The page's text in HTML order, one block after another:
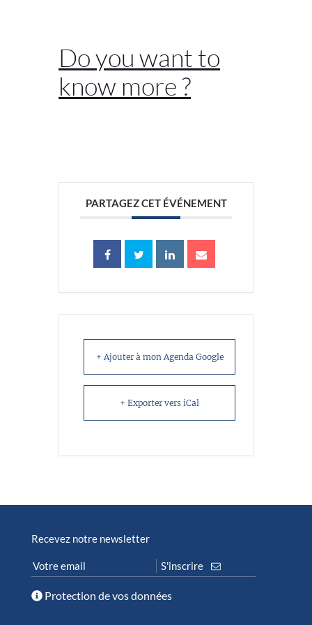
Do you want to
know more ?
PARTAGEZ CET ÉVÉNEMENT
+ Ajouter à mon Agenda Google
+ Exporter vers iCal
Recevez notre newsletter
Protection de vos données